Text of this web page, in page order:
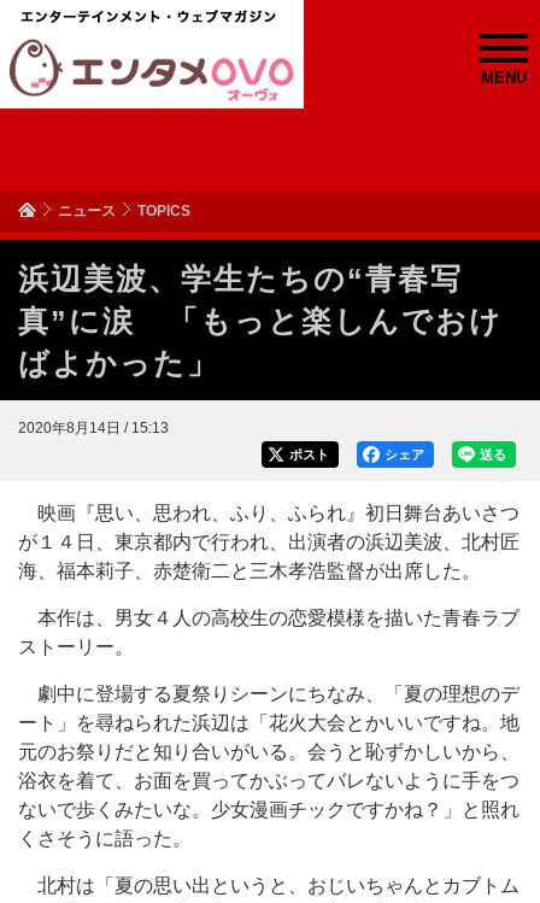
MENU
ニュース TOPICS
浜辺美波、学生たちの“青春写
真”に涙 「もっと楽しんでおけ
ばよかった」
2020年8月14日 / 15:13
送る
シェア
ポスト
映画『思い、思われ、ふり、ふられ』初日舞台あいさつ
が１４日、東京都内で行われ、出演者の浜辺美波、北村匠
海、福本莉子、赤楚衛二と三木孝浩監督が出席した。
本作は、男女４人の高校生の恋愛模様を描いた青春ラブ
ストーリー。
劇中に登場する夏祭りシーンにちなみ、「夏の理想のデ
ート」を尋ねられた浜辺は「花火大会とかいいですね。地
元のお祭りだと知り合いがいる。会うと恥ずかしいから、
浴衣を着て、お面を買ってかぶってバレないように手をつ
ないで歩くみたいな。少女漫画チックですかね？」と照れ
くさそうに語った。
北村は「夏の思い出というと、おじいちゃんとカブトム